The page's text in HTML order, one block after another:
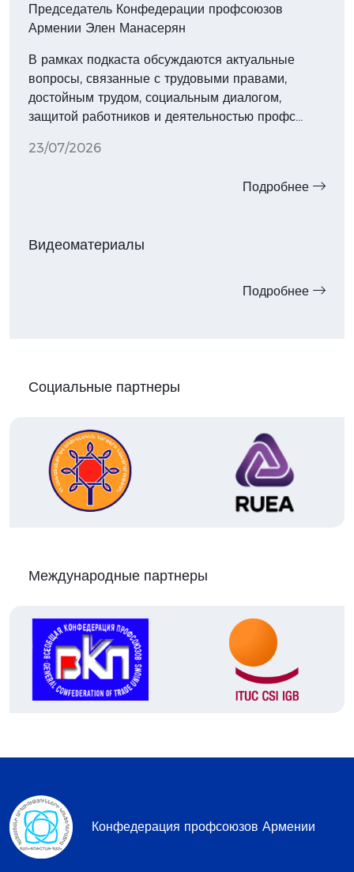
Председатель Конфедерации профсоюзов
Армении Элен Манасерян
В рамках подкаста обсуждаются актуальные
вопросы, связанные с трудовыми правами,
достойным трудом, социальным диалогом,
защитой работников и деятельностью профс…
23/07/2026
Подробнее
Видеоматериалы
Подробнее
Социальные партнеры
Международные партнеры
Конфедерация профсоюзов Армении